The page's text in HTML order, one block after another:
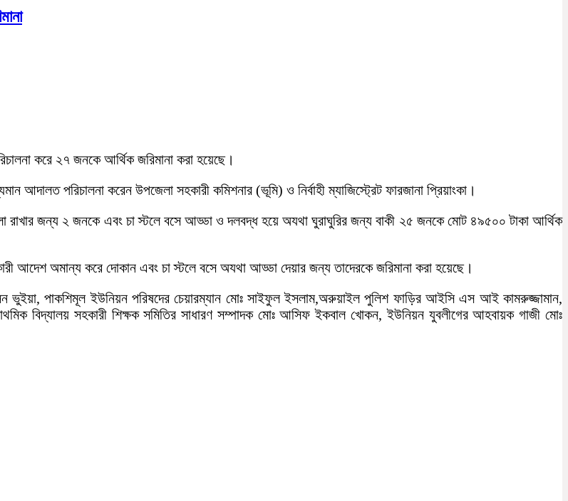
করে ২৭ জনকে আর্থিক জরিমানা করা হয়েছে।
পরিচালনা করেন উপজেলা সহকারী কমিশনার (ভূমি) ও নির্বাহী ম্যাজিস্ট্রেট ফারজানা প্রিয়াংকা।
রাখার জন্য ২ জনকে এবং চা স্টলে বসে আড্ডা ও দলবদ্ধ হয়ে অযথা ঘুরাঘুরির জন্য বাকী ২৫ জনকে মোট ৪৯৫০০ টাকা আর্থিক
আদেশ অমান্য করে দোকান এবং চা স্টলে বসে অযথা আড্ডা দেয়ার জন্য তাদেরকে জরিমানা করা হয়েছে।
পাকশিমূল ইউনিয়ন পরিষদের চেয়ারম্যান মোঃ সাইফুল ইসলাম,অরুয়াইল পুলিশ ফাড়ির আইসি এস আই কামরুজ্জামান,
বিদ্যালয় সহকারী শিক্ষক সমিতির সাধারণ সম্পাদক মোঃ আসিফ ইকবাল খোকন, ইউনিয়ন যুবলীগের আহবায়ক গাজী মোঃ